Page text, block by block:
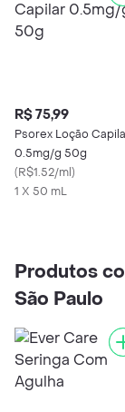
R$ 75,99
Psorex Loção
0.5mg/g 50g
(R$1.52/ml)
1 X 50 mL
Produtos
São Paulo